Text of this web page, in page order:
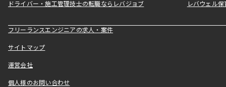
ドライバー・施工管理技士の転職ならレバジョブ レバウェル
フリーランスエンジニアの求人・案件
サイトマップ
運営会社
個人様のお問い合わせ